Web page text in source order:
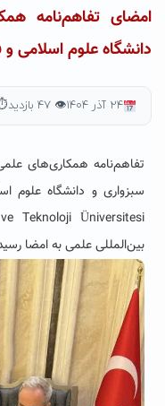
امضای تفاهم‌نامه
دانشگاه علوم اسلامی
۲۴ آذر ۱۴۰۴ 👁 ۴۷ بازدید ⏱ ۱
تفاهم‌نامه همکاری‌های
بین‌المللی علمی به امضا